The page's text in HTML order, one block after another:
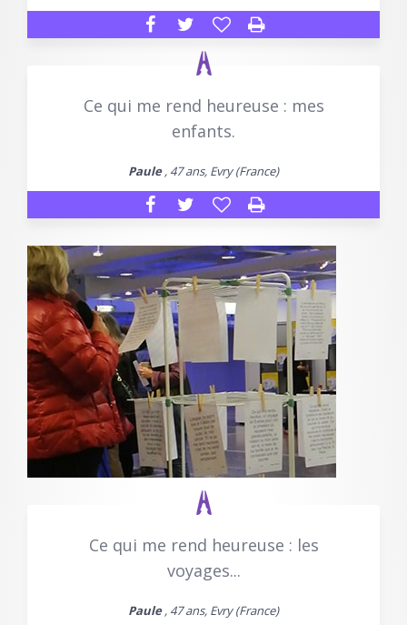
Ce qui me rend heureuse : mes
enfants.
Paule, 47 ans, Evry (France)
Ce qui me rend heureuse : les
voyages...
Paule, 47 ans, Evry (France)